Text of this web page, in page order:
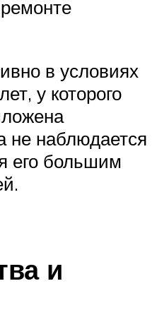
в условиях
у которого
не наблюдается
его большим
и